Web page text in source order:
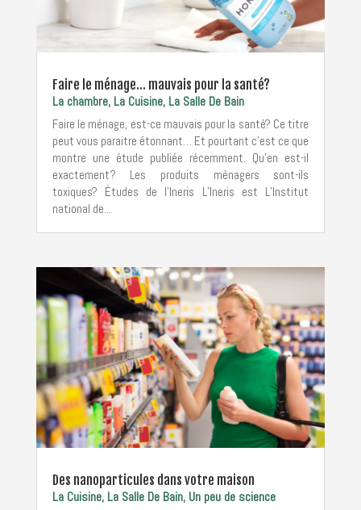
Faire le ménage… mauvais pour la santé?
La chambre, La Cuisine, La Salle De Bain
Faire le ménage, est-ce mauvais pour la santé? Ce titre
peut vous paraitre étonnant… Et pourtant c’est ce que
montre une étude publiée récemment. Qu’en est-il
exactement? Les produits ménagers sont-ils
toxiques? Études de l’Ineris L’Ineris est L’Institut
national de...
Des nanoparticules dans votre maison
La Cuisine, La Salle De Bain, Un peu de science